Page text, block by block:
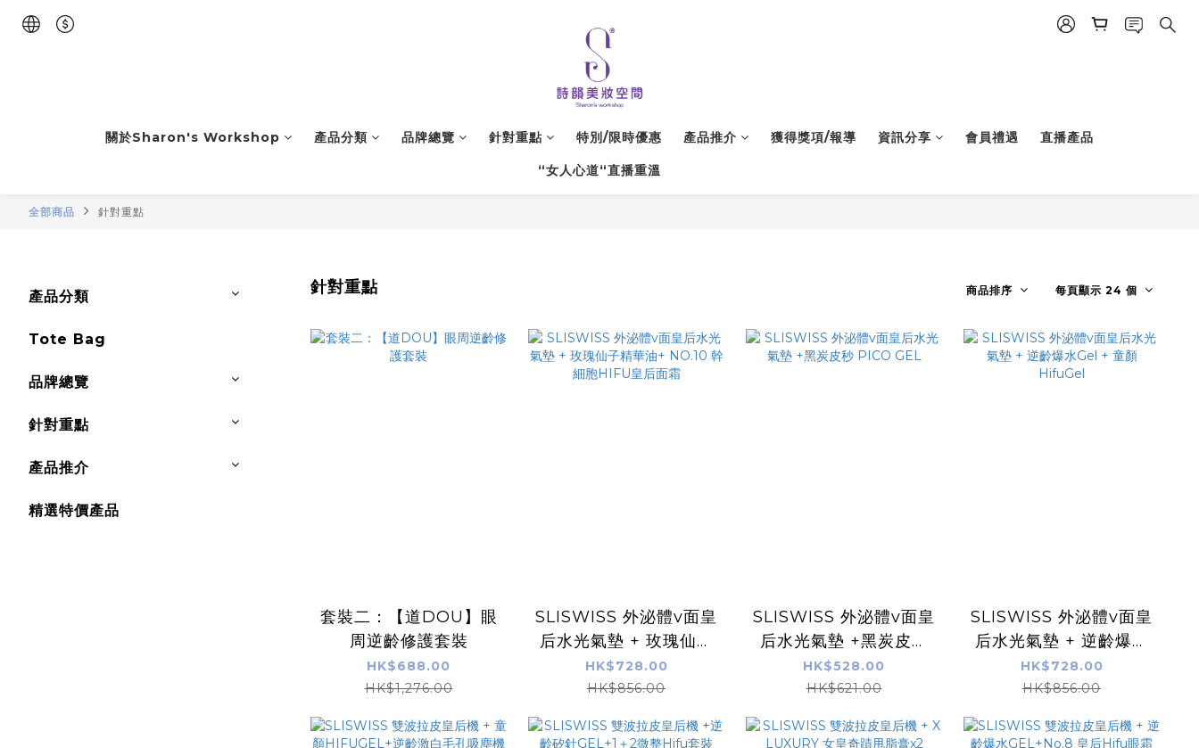
關於Sharon's Workshop 產品分類 品牌總覽 針對重點 特別/限時優惠 產品推介 獲得獎項/報導 資訊分享 會員禮遇 直播產品
“女人心道“直播重溫
全部商品 針對重點
產品分類
Tote Bag
品牌總覽
針對重點
產品推介
精選特價產品
針對重點 商品排序 每頁顯示 24 個
套裝二：【道DOU】眼
周逆齡修護套裝
HK$688.00
HK$1,276.00
SLISWISS 外泌體v面皇
后水光氣墊 + 玫瑰仙子
精華油+ NO.10 幹細胞
HIFU皇后面霜
HK$728.00
HK$856.00
SLISWISS 外泌體v面皇
后水光氣墊 +黑炭皮秒
PICO GEL
HK$528.00
HK$621.00
SLISWISS 外泌體v面皇
后水光氣墊 + 逆齡爆水
Gel + 童顏HifuGel
HK$728.00
HK$856.00